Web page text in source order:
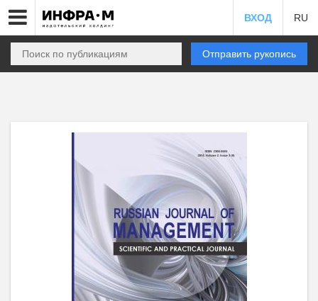
ВХОД RU
Отправить рукопись